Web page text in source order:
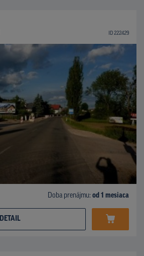
ID 222429
Doba prenájmu: od 1 mesiaca
DETAIL